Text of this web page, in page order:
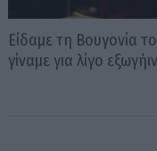
Είδαμε τη Βουγονία
γίναμε για λίγο